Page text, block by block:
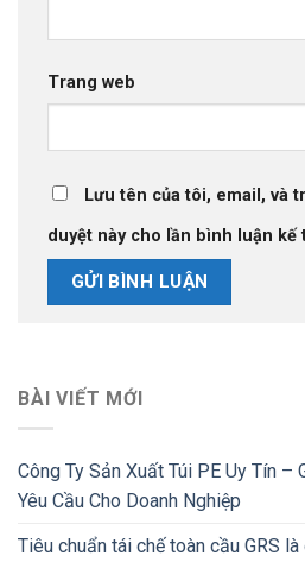
Trang web
Lưu tên của tôi, email, và
duyệt này cho lần bình luận kế
BÀI VIẾT MỚI
Công Ty Sản Xuất Túi PE Uy Tín –
Yêu Cầu Cho Doanh Nghiệp
Tiêu chuẩn tái chế toàn cầu GRS